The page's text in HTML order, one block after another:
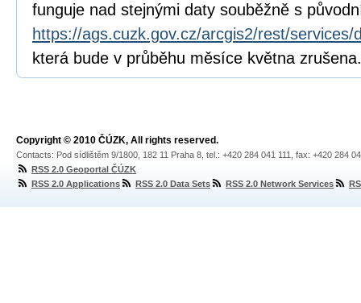
funguje nad stejnými daty souběžně s
https://ags.cuzk.gov.cz/arcgis2/rest/
která bude v průběhu měsíce května zrušena.
Copyright © 2010 ČÚZK, All rights reserved.
Contacts: Pod sídlištěm 9/1800, 182 11 Praha 8, tel.: +420 284 041 111, fax: +420 284
RSS 2.0 Geoportal ČÚZK
RSS 2.0 Applications
RSS 2.0 Data Sets RSS 2.0 Network Services